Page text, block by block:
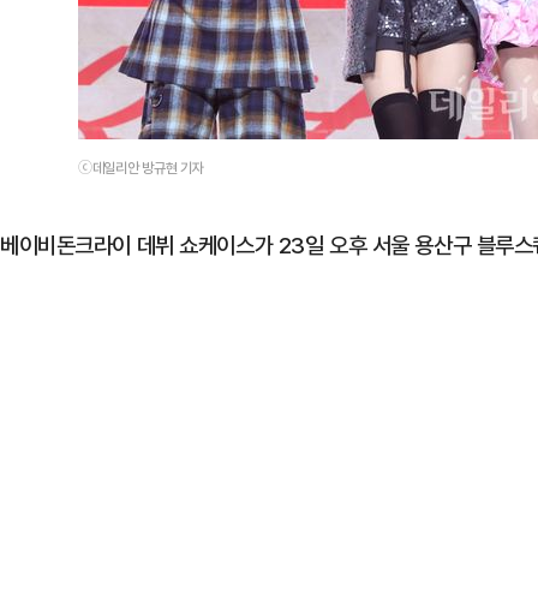
ⓒ데일리안 방규현 기자
베이비돈크라이 데뷔 쇼케이스가 23일 오후 서울 용산구 블루